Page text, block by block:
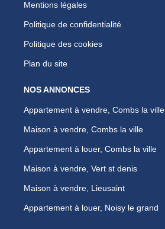
Mentions légales
Politique de confidentialité
Politique des cookies
Plan du site
NOS ANNONCES
Appartement à vendre, Combs la ville
Maison à vendre, Combs la ville
Appartement à louer, Combs la ville
Maison à vendre, Vert st denis
Maison à vendre, Lieusaint
Appartement à louer, Noisy le grand